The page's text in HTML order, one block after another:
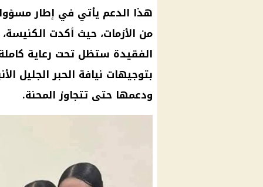
هذا الدعم يأتي في إطار
من الأزمات، حيث أكدت الكنيسة
الفقيدة ستظل تحت رعاية
بتوجيهات نيافة الحبر الجليل
ودعمها حتى تتجاوز المحنة.